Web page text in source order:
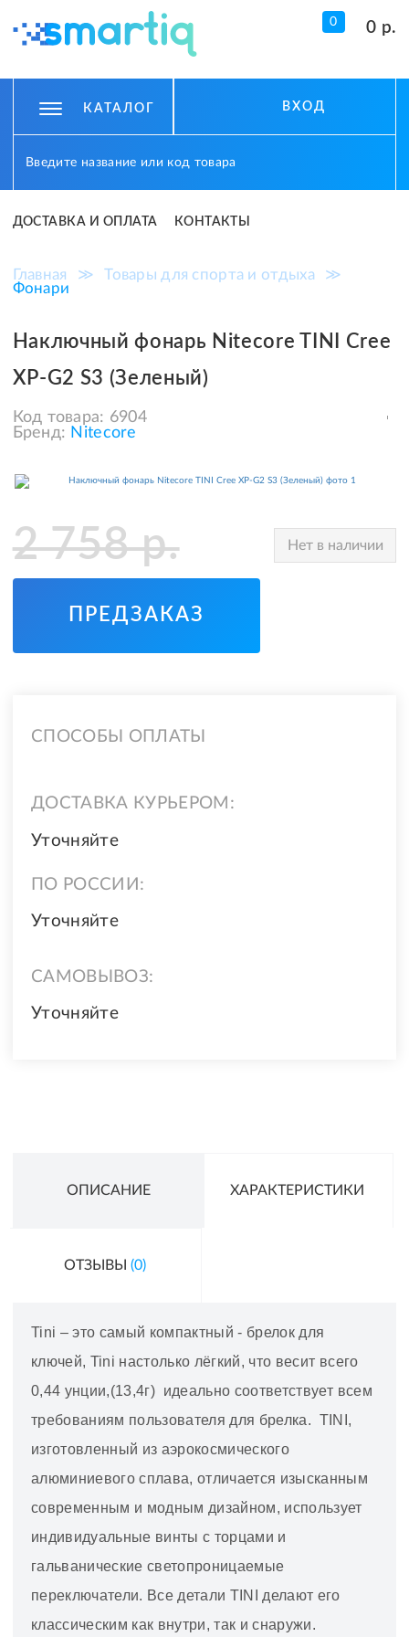
0 0 р.
КАТАЛОГ ВХОД
ДОСТАВКА И ОПЛАТА КОНТАКТЫ
Главная ≫ Товары для спорта и отдыха
≫
Фонари
Наключный фонарь Nitecore TINI Cree
XP-G2 S3 (Зеленый)
Код товара: 6904
Бренд: Nitecore
2 758р. Нет в наличии
ПРЕДЗАКАЗ
СПОСОБЫ ОПЛАТЫ
ДОСТАВКА КУРЬЕРОМ:
Уточняйте
ПО РОССИИ:
Уточняйте
САМОВЫВОЗ:
Уточняйте
ОПИСАНИЕ ХАРАКТЕРИСТИКИ
ОТЗЫВЫ (0)
Tini – это самый компактный - брелок для
ключей, Tini настолько лёгкий, что весит всего
0,44 унции,(13,4г) идеально соответствует всем
требованиям пользователя для брелка. TINI,
изготовленный из аэрокосмического
алюминиевого сплава, отличается изысканным
современным и модным дизайном, использует
индивидуальные винты с торцами и
гальванические светопроницаемые
переключатели. Все детали TINI делают его
классическим как внутри, так и снаружи.